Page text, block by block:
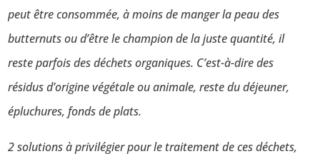
peut être consommée, à moins de manger la peau des
butternuts ou d’être le champion de la juste quantité, il
reste parfois des déchets organiques. C’est-à-dire des
résidus d’origine végétale ou animale, reste du déjeuner,
épluchures, fonds de plats.
2 solutions à privilégier pour le traitement de ces déchets,